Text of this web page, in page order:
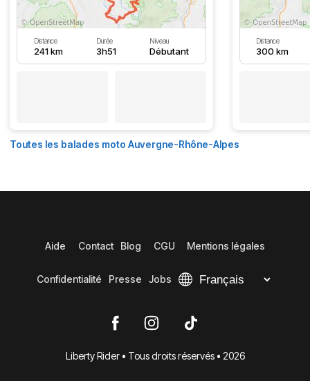
Distance
241 km
Durée
3h51
Niveau
Débutant
Distance
300 km
Toutes les balades moto Auvergne-Rhône-Alpes
Aide Contact Blog CGU Mentions légales
Confidentialité Presse Jobs
Liberty Rider • Tous droits réservés • 2026